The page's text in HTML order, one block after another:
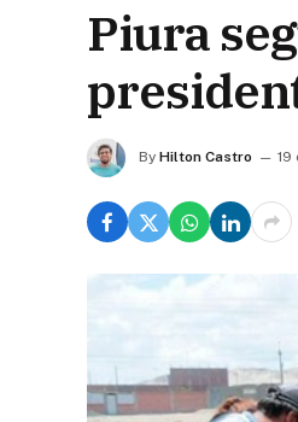
Piura
By Hilton Castro 19